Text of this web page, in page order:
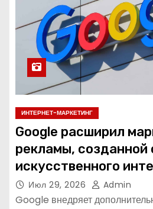
ИНТЕРНЕТ-МАРКЕТИНГ
Google расширил
рекламы,
искусственного
Июл 29, 2026 Admin
Google внедряет